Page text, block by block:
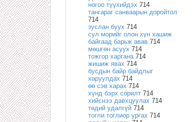
ногоо түүхийдэх 714
тангараг санваарын доройтол
714
зуслан буух 714
сул морийг олон хүн хашиж
байгаад барьж авав 714
мөшгөн асуух 714
тожгор харгана714
жишиж явах 714
бусдын байр байдлыг
харуулдах 714
өө сэв харах 714
хүнд бэрх сорилт 714
хийснээ давхцуулах 714
төдий удалгүй 714
тогли тоглиор ургах 714